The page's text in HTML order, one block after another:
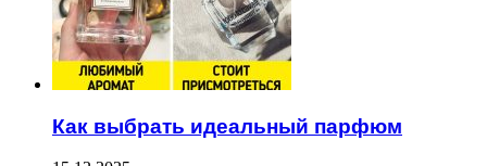
Как выбрать идеальный парфюм